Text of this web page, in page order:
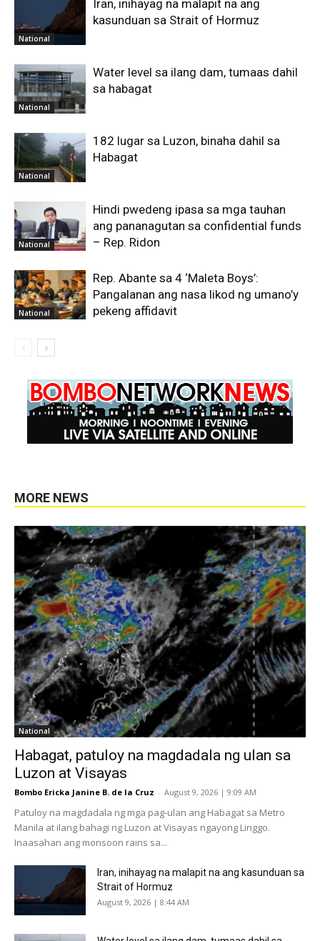
National
Iran, inihayag na malapit na ang
kasunduan sa Strait of Hormuz
National
Water level sa ilang dam, tumaas dahil
sa habagat
National
182 lugar sa Luzon, binaha dahil sa
Habagat
National
Hindi pwedeng ipasa sa mga tauhan
ang pananagutan sa confidential funds
– Rep. Ridon
National
Rep. Abante sa 4 ‘Maleta Boys’:
Pangalanan ang nasa likod ng umano’y
pekeng affidavit
MORE NEWS
National
Habagat, patuloy na magdadala ng ulan sa
Luzon at Visayas
Bombo Ericka Janine B. de la Cruz - August 9, 2026 | 9:09 AM
Patuloy na magdadala ng mga pag-ulan ang Habagat sa Metro
Manila at ilang bahagi ng Luzon at Visayas ngayong Linggo.
Inaasahan ang monsoon rains sa...
Iran, inihayag na malapit na ang kasunduan sa
Strait of Hormuz
August 9, 2026 | 8:44 AM